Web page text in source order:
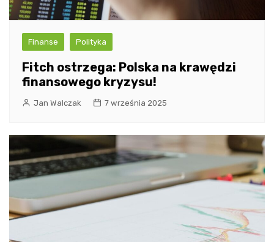
Finanse Polityka
Fitch ostrzega: Polska na krawędzi
finansowego kryzysu!
Jan Walczak 7 września 2025